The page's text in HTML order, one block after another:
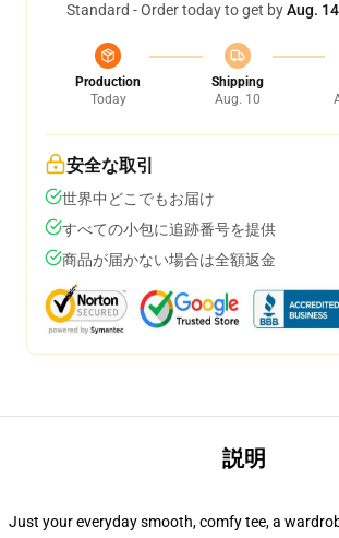
Standard - Order today to get byAug.
Production
Today
Shipping
Aug. 10
安全な取引
世界中どこでもお届け
すべての小包に追跡番号を提供
商品が届かない場合は全額返金
説明
Just your everyday smooth, comfy tee, a